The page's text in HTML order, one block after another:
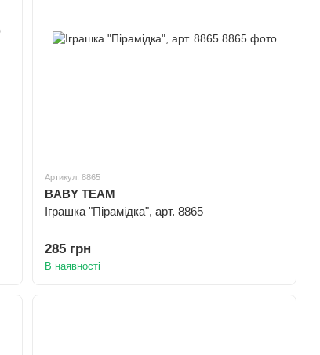
Артикул: 8865
BABY TEAM
Іграшка "Пірамідка", арт. 8865
285 грн
В наявності